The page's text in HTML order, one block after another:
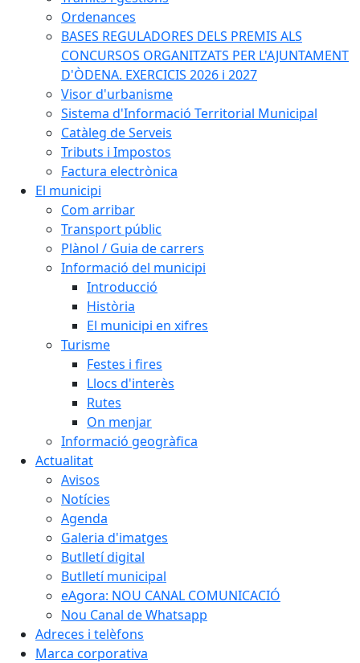
Ordenances
BASES REGULADORES DELS PREMIS ALS
CONCURSOS ORGANITZATS PER L'AJUNTAMENT
D'ÒDENA. EXERCICIS 2026 i 2027
Visor d'urbanisme
Sistema d'Informació Territorial Municipal
Catàleg de Serveis
Tributs i Impostos
Factura electrònica
El municipi
Com arribar
Transport públic
Plànol / Guia de carrers
Informació del municipi
Introducció
Història
El municipi en xifres
Turisme
Festes i fires
Llocs d'interès
Rutes
On menjar
Informació geogràfica
Actualitat
Avisos
Notícies
Agenda
Galeria d'imatges
Butlletí digital
Butlletí municipal
eAgora: NOU CANAL COMUNICACIÓ
Nou Canal de Whatsapp
Adreces i telèfons
Marca corporativa